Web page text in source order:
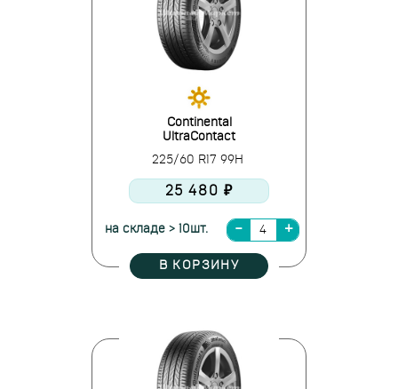
Continental
UltraContact
225/60 R17 99H
25 480 ₽
на складе > 10шт.
В КОРЗИНУ